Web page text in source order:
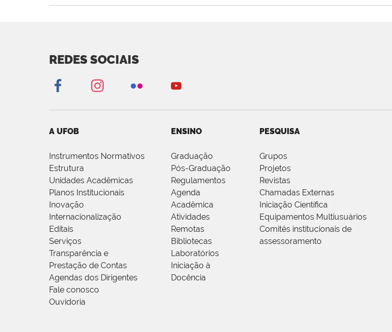
REDES SOCIAIS
A UFOB
Instrumentos Normativos
Estrutura
Unidades Acadêmicas
Planos Institucionais
Inovação
Internacionalização
Editais
Serviços
Transparência e
Prestação de Contas
Agendas dos Dirigentes
Fale conosco
Ouvidoria
ENSINO
Graduação
Pós-Graduação
Regulamentos
Agenda
Acadêmica
Atividades
Remotas
Bibliotecas
Laboratórios
Iniciação à
Docência
PESQUISA
Grupos
Projetos
Revistas
Chamadas Externas
Iniciação Científica
Equipamentos Multiusuários
Comitês institucionais de
assessoramento